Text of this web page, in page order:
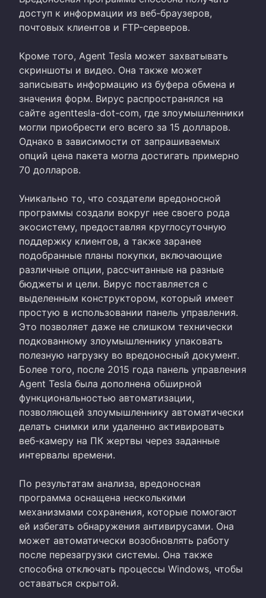
доступ к информации из веб-браузеров,
почтовых клиентов и FTP-серверов.
Кроме того, Agent Tesla может захватывать
скриншоты и видео. Она также может
записывать информацию из буфера обмена и
значения форм. Вирус распространялся на
сайте agenttesla-dot-com, где злоумышленники
могли приобрести его всего за 15 долларов.
Однако в зависимости от запрашиваемых
опций цена пакета могла достигать примерно
70 долларов.
Уникально то, что создатели вредоносной
программы создали вокруг нее своего рода
экосистему, предоставляя круглосуточную
поддержку клиентов, а также заранее
подобранные планы покупки, включающие
различные опции, рассчитанные на разные
бюджеты и цели. Вирус поставляется с
выделенным конструктором, который имеет
простую в использовании панель управления.
Это позволяет даже не слишком технически
подкованному злоумышленнику упаковать
полезную нагрузку во вредоносный документ.
Более того, после 2015 года панель управления
Agent Tesla была дополнена обширной
функциональностью автоматизации,
позволяющей злоумышленнику автоматически
делать снимки или удаленно активировать
веб-камеру на ПК жертвы через заданные
интервалы времени.
По результатам анализа, вредоносная
программа оснащена несколькими
механизмами сохранения, которые помогают
ей избегать обнаружения антивирусами. Она
может автоматически возобновлять работу
после перезагрузки системы. Она также
способна отключать процессы Windows, чтобы
оставаться скрытой.